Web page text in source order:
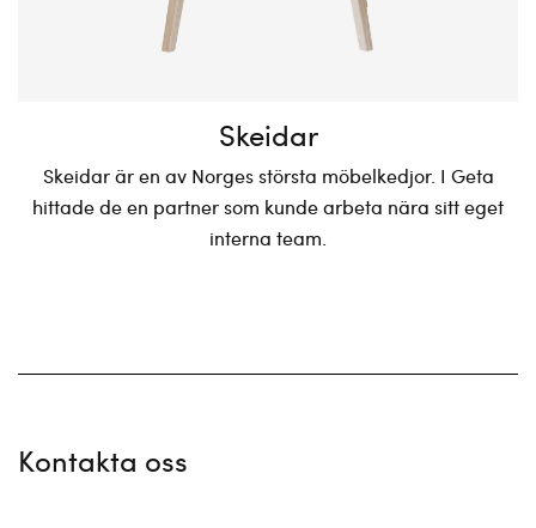
Skeidar
Skeidar är en av Norges största möbelkedjor. I Geta
hittade de en partner som kunde arbeta nära sitt eget
interna team.
Kontakta oss